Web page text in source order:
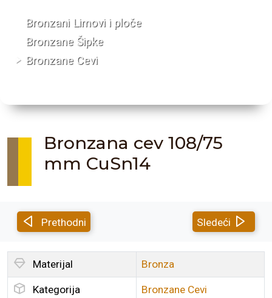
Bronzani Limovi i ploče
Bronzane Šipke
Bronzane Cevi
Bronzana cev 108/75
mm CuSn14
Prethodni Sledeći
Materijal Bronza
Kategorija Bronzane Cevi